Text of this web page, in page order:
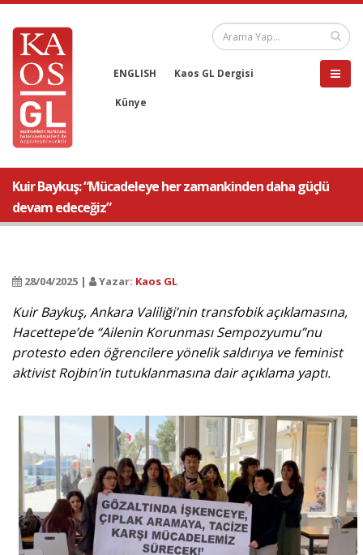
ENGLISH Kaos GL Dergisi
Künye
Kuir Baykuş: “Mücadeleye her zamankinden daha güçlü
devam edeceğiz”
28/04/2025 | Yazar: Kaos GL
Kuir Baykuş, Ankara Valiliği’nin transfobik açıklamasına,
Hacettepe’de “Ailenin Korunması Sempozyumu”nu
protesto eden öğrencilere yönelik saldırıya ve feminist
aktivist Rojbin’in tutuklanmasına dair açıklama yaptı.